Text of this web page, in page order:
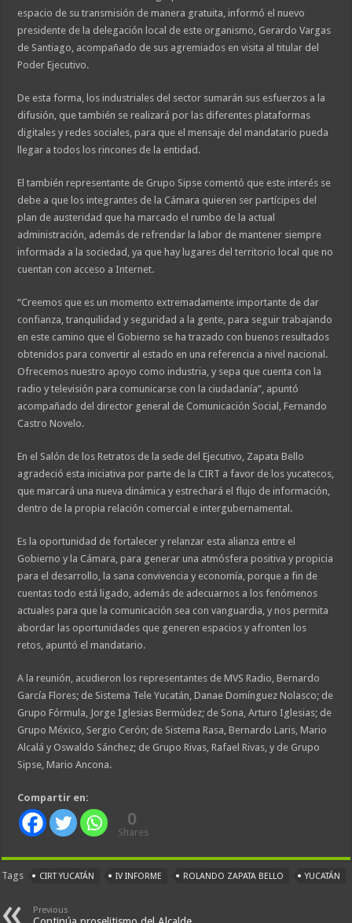
espacio de su transmisión de manera gratuita, informó el nuevo
presidente de la delegación local de este organismo, Gerardo Vargas
de Santiago, acompañado de sus agremiados en visita al titular del
Poder Ejecutivo.
De esta forma, los industriales del sector sumarán sus esfuerzos a la
difusión, que también se realizará por las diferentes plataformas
digitales y redes sociales, para que el mensaje del mandatario pueda
llegar a todos los rincones de la entidad.
El también representante de Grupo Sipse comentó que este interés se
debe a que los integrantes de la Cámara quieren ser partícipes del
plan de austeridad que ha marcado el rumbo de la actual
administración, además de refrendar la labor de mantener siempre
informada a la sociedad, ya que hay lugares del territorio local que no
cuentan con acceso a Internet.
“Creemos que es un momento extremadamente importante de dar
confianza, tranquilidad y seguridad a la gente, para seguir trabajando
en este camino que el Gobierno se ha trazado con buenos resultados
obtenidos para convertir al estado en una referencia a nivel nacional.
Ofrecemos nuestro apoyo como industria, y sepa que cuenta con la
radio y televisión para comunicarse con la ciudadanía”, apuntó
acompañado del director general de Comunicación Social, Fernando
Castro Novelo.
En el Salón de los Retratos de la sede del Ejecutivo, Zapata Bello
agradeció esta iniciativa por parte de la CIRT a favor de los yucatecos,
que marcará una nueva dinámica y estrechará el flujo de información,
dentro de la propia relación comercial e intergubernamental.
Es la oportunidad de fortalecer y relanzar esta alianza entre el
Gobierno y la Cámara, para generar una atmósfera positiva y propicia
para el desarrollo, la sana convivencia y economía, porque a fin de
cuentas todo está ligado, además de adecuarnos a los fenómenos
actuales para que la comunicación sea con vanguardia, y nos permita
abordar las oportunidades que generen espacios y afronten los
retos, apuntó el mandatario.
A la reunión, acudieron los representantes de MVS Radio, Bernardo
García Flores; de Sistema Tele Yucatán, Danae Domínguez Nolasco; de
Grupo Fórmula, Jorge Iglesias Bermúdez; de Sona, Arturo Iglesias; de
Grupo México, Sergio Cerón; de Sistema Rasa, Bernardo Laris, Mario
Alcalá y Oswaldo Sánchez; de Grupo Rivas, Rafael Rivas, y de Grupo
Sipse, Mario Ancona.
Compartir en:
0
Shares
Tags CIRT YUCATÁN IV INFORME ROLANDO ZAPATA BELLO YUCATÁN
Previous